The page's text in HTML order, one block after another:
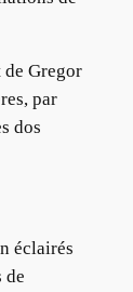
de Gregor
par
dos
éclairés
de